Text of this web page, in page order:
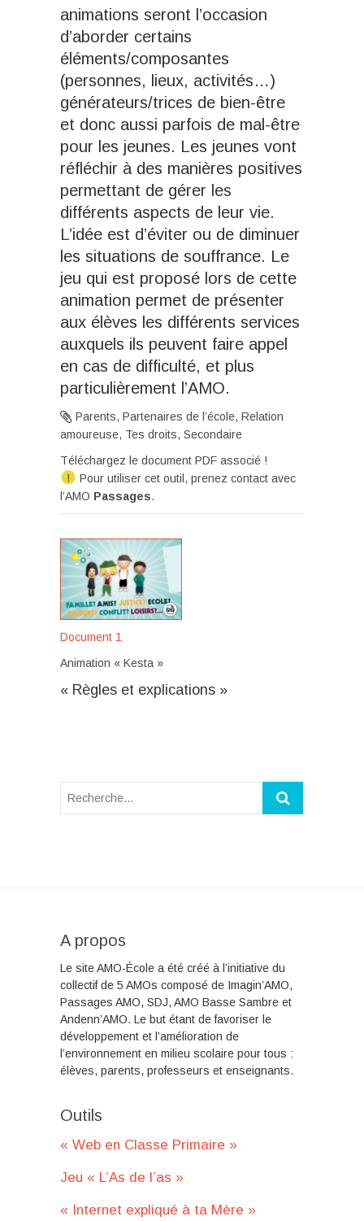
animations seront l’occasion
d’aborder certains
éléments/composantes
(personnes, lieux, activités…)
générateurs/trices de bien-être
et donc aussi parfois de mal-être
pour les jeunes. Les jeunes vont
réfléchir à des manières positives
permettant de gérer les
différents aspects de leur vie.
L’idée est d’éviter ou de diminuer
les situations de souffrance. Le
jeu qui est proposé lors de cette
animation permet de présenter
aux élèves les différents services
auxquels ils peuvent faire appel
en cas de difficulté, et plus
particulièrement l’AMO.
Parents, Partenaires de l’école, Relation
amoureuse, Tes droits, Secondaire
Téléchargez le document PDF associé !
Pour utiliser cet outil, prenez contact avec
l’AMO Passages.
Document 1
Animation « Kesta »
« Règles et explications »
A propos
Le site AMO-École a été créé à l’initiative du
collectif de 5 AMOs composé de Imagin’AMO,
Passages AMO, SDJ, AMO Basse Sambre et
Andenn’AMO. Le but étant de favoriser le
développement et l’amélioration de
l’environnement en milieu scolaire pour tous :
élèves, parents, professeurs et enseignants.
Outils
« Web en Classe Primaire »
Jeu « L’As de l’as »
« Internet expliqué à ta Mère »